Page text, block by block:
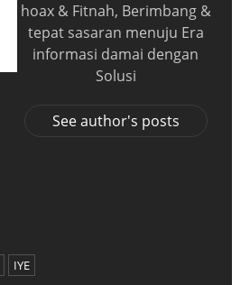
hoax & Fitnah, Berimbang &
tepat sasaran menuju Era
informasi damai dengan
Solusi
See author's posts
IYE